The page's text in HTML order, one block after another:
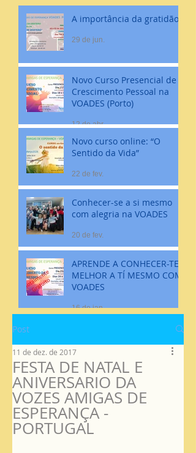
A importância da gratidão
29 de jun.
Novo Curso Presencial de
Crescimento Pessoal na
VOADES (Porto)
12 de abr.
Novo curso online: “O
Sentido da Vida”
22 de fev.
Conhecer-se a si mesmo
com alegria na VOADES
20 de fev.
APRENDE A CONHECER-TE
MELHOR A TÍ MESMO COM
VOADES
16 de jan.
Post
FESTA DE NATAL E
ANIVERSARIO DA
VOZES AMIGAS DE
ESPERANÇA -
PORTUGAL
11 de dez. de 2017